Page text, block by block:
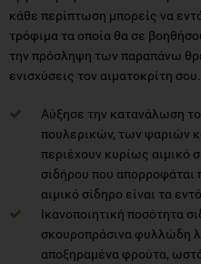
κάθε περίπτωση μπορείς να
τρόφιμα τα οποία θα σε
την πρόσληψη των παραπάνω
ενισχύσεις τον αιματοκρίτη σου.
Αύξησε την κατανάλωση
πουλερικών, των ψαριών
περιέχουν κυρίως αιμικό
σιδήρου που απορροφάται
αιμικό σίδηρο είναι τα
Ικανοποιητική ποσότητα
σκουροπράσινα φυλλώδη
αποξηραμένα φρούτα,